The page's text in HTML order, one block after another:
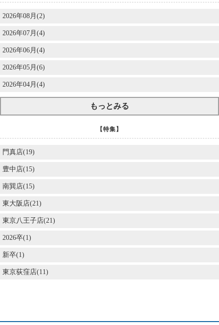
2026年08月(2)
2026年07月(4)
2026年06月(4)
2026年05月(6)
2026年04月(4)
もっとみる
【特集】
門真店(19)
豊中店(15)
南巽店(15)
東大阪店(21)
東京八王子店(21)
2026卒(1)
新卒(1)
東京荻窪店(11)